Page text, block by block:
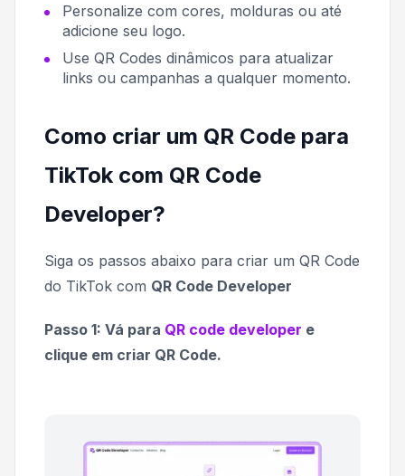
Personalize com cores, molduras ou até
adicione seu logo.
Use QR Codes dinâmicos para atualizar
links ou campanhas a qualquer momento.
Como criar um QR Code para
TikTok com QR Code
Developer?
Siga os passos abaixo para criar um QR Code
do TikTok com QR Code Developer
Passo 1: Vá para QR code developer e
clique em criar QR Code.